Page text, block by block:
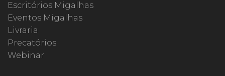
Escritórios Migalhas
Eventos Migalhas
Livraria
Precatórios
Webinar